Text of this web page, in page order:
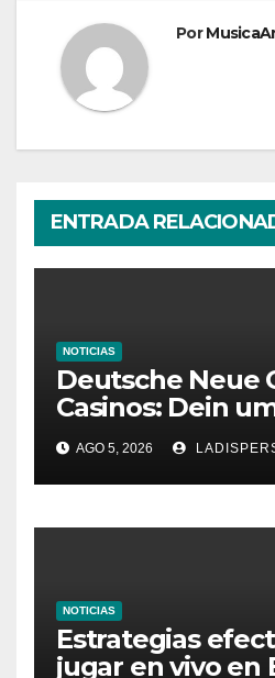
Por
ENTRADA
NOTICIAS
Deutsche Neue
Casinos: Dein
Ratgeber für
AGO 5, 2026
NOTICIAS
Estrategias
jugar en vivo en